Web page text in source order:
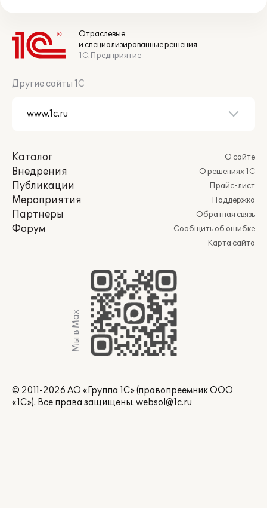
Отраслевые
и специализированные решения
1С:Предприятие
Другие сайты 1С
Каталог
Внедрения
Публикации
Мероприятия
Партнеры
Форум
О сайте
О решениях 1С
Прайс-лист
Поддержка
Обратная связь
Сообщить об ошибке
Карта сайта
Мы в Max
© 2011-2026 АО «Группа 1С» (правопреемник ООО
«1С»). Все права защищены. websol@1c.ru